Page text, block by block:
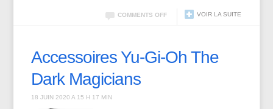
VOIR LA SUITE
COMMENTS OFF
Accessoires Yu-Gi-Oh The
Dark Magicians
18 JUIN 2020 A 15 H 17 MIN